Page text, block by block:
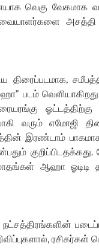
வெகு வேகமாக
திரைப்படமாக,
படம்
வரும் எமோஜி
இரண்டாம்
ஆஹா
ரசிகர்கள்